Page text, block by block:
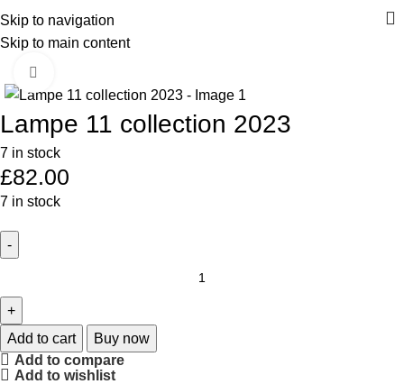
Skip to navigation
Skip to main content
Home Décoration
Lampe 11 collection 2023
7 in stock
£82.00
7 in stock
Add to cart
Buy now
Add to compare
Add to wishlist